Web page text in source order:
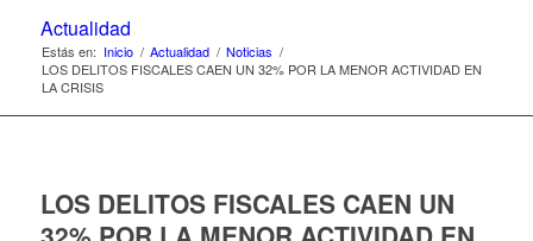
Actualidad
Estás en: Inicio / Actualidad / Noticias /
LOS DELITOS FISCALES CAEN UN 32% POR LA MENOR ACTIVIDAD EN
LA CRISIS
LOS DELITOS FISCALES CAEN UN